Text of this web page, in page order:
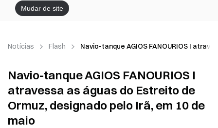
Mudar de site
Notícias Flash Navio-tanque AGIOS FANOURIOS I
Navio-tanque AGIOS FANOURIOS I
atravessa as águas do Estreito de
Ormuz, designado pelo Irã, em 10 de
maio